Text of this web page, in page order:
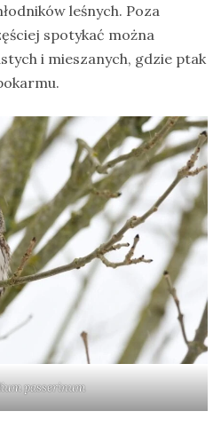
leśnych. Poza
spotykać można
i mieszanych, gdzie ptak
passerinum